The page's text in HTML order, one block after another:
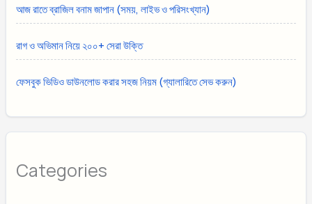
আজ রাতে ব্রাজিল বনাম জাপান (সময়, লাইভ ও পরিসংখ্যান)
রাগ ও অভিমান নিয়ে ২০০+ সেরা উক্তি
ফেসবুক ভিডিও ডাউনলোড করার সহজ নিয়ম (গ্যালারিতে সেভ করুন)
Categories